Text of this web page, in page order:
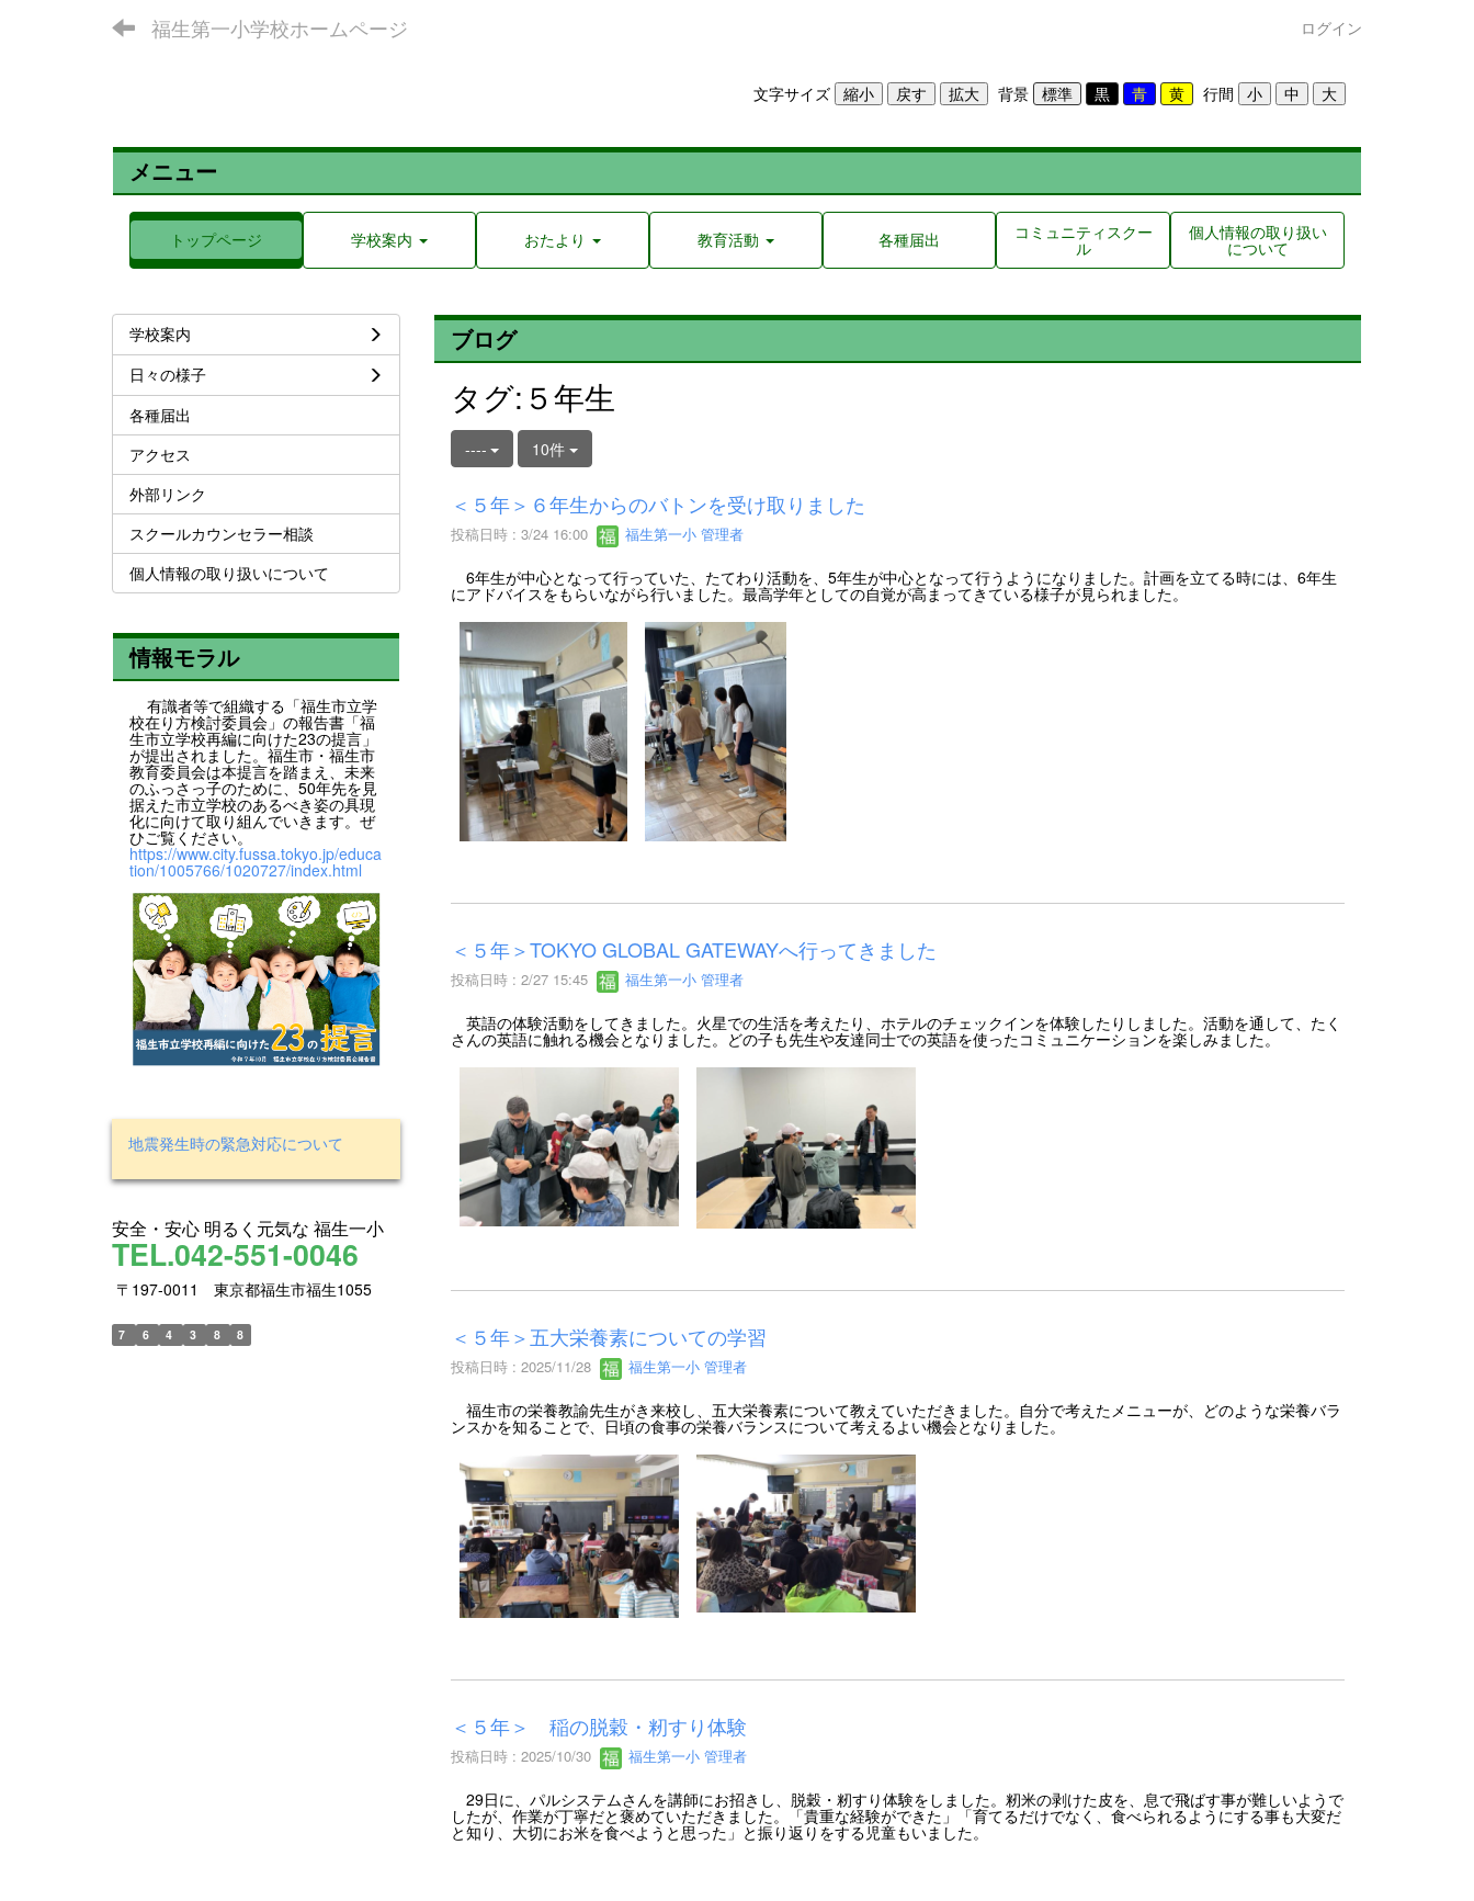
福生第一小学校ホームページ ログイン
文字サイズ 背景 行間
メニュー
トップページ 学校案内 おたより 教育活動 各種届出 コミュニティスクー
ル
個人情報の取り扱い
について
ブログ
タグ:５年生
---- 10件
＜５年＞６年生からのバトンを受け取りました
投稿日時 : 3/24 16:00 福生第一小 管理者
6年生が中心となって行っていた、たてわり活動を、5年生が中心となって行うようになりました。計画を立てる時には、6年生
にアドバイスをもらいながら行いました。最高学年としての自覚が高まってきている様子が見られました。
＜５年＞TOKYO GLOBAL GATEWAYへ行ってきました
投稿日時 : 2/27 15:45 福生第一小 管理者
英語の体験活動をしてきました。火星での生活を考えたり、ホテルのチェックインを体験したりしました。活動を通して、たく
さんの英語に触れる機会となりました。どの子も先生や友達同士での英語を使ったコミュニケーションを楽しみました。
＜５年＞五大栄養素についての学習
投稿日時 : 2025/11/28 福生第一小 管理者
福生市の栄養教諭先生がき来校し、五大栄養素について教えていただきました。自分で考えたメニューが、どのような栄養バラ
ンスかを知ることで、日頃の食事の栄養バランスについて考えるよい機会となりました。
＜５年＞ 稲の脱穀・籾すり体験
投稿日時 : 2025/10/30 福生第一小 管理者
29日に、パルシステムさんを講師にお招きし、脱穀・籾すり体験をしました。籾米の剥けた皮を、息で飛ばす事が難しいようで
したが、作業が丁寧だと褒めていただきました。「貴重な経験ができた」「育てるだけでなく、食べられるようにする事も大変だ
と知り、大切にお米を食べようと思った」と振り返りをする児童もいました。
学校案内
日々の様子
各種届出
アクセス
外部リンク
スクールカウンセラー相談
個人情報の取り扱いについて
情報モラル
有識者等で組織する「福生市立学
校在り方検討委員会」の報告書「福
生市立学校再編に向けた23の提言」
が提出されました。福生市・福生市
教育委員会は本提言を踏まえ、未来
のふっさっ子のために、50年先を見
据えた市立学校のあるべき姿の具現
化に向けて取り組んでいきます。ぜ
ひご覧ください。
https://www.city.fussa.tokyo.jp/educa
tion/1005766/1020727/index.html
地震発生時の緊急対応について
安全・安心 明るく元気な 福生一小
TEL.042-551-0046
〒197-0011 東京都福生市福生1055
7 6 4 3 8 8